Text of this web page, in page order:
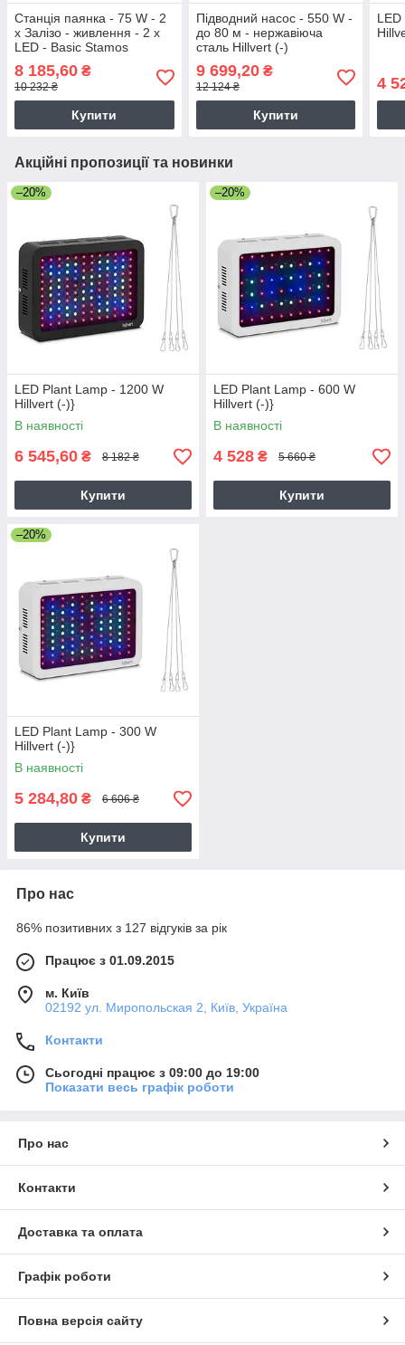
Станція паянка - 75 W - 2
x Залізо - живлення - 2 x
LED - Basic Stamos
Soldering (-)}
8 185,60 ₴
10 232 ₴
Купити
Підводний насос - 550 W -
до 80 м - нержавіюча
сталь Hillvert (-)
9 699,20₴
12 124 ₴
Купити
4
Акційні пропозиції та новинки
–20%
LED Plant Lamp - 1200 W
Hillvert (-)}
В наявності
6 545,60 ₴ 8 182 ₴
Купити
–20%
LED Plant Lamp - 600 W
Hillvert (-)}
В наявності
4 528 ₴ 5 660 ₴
Купити
–20%
LED Plant Lamp - 300 W
Hillvert (-)}
В наявності
5 284,80 ₴ 6 606 ₴
Купити
Про нас
86% позитивних з 127 відгуків за рік
Працює з 01.09.2015
м. Київ
02192 ул. Миропольская 2, Київ, Україна
Контакти
Сьогодні працює з 09:00 до 19:00
Показати весь графік роботи
Про нас
Контакти
Доставка та оплата
Графік роботи
Повна версія сайту